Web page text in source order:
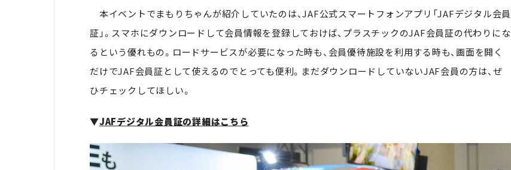
本イベントでまもりちゃんが紹介していたのは、JAF公式スマートフォンアプリ「JAFデジタル会員
証」。スマホにダウンロードして会員情報を登録しておけば、プラスチックのJAF会員証の代わりにな
るという優れもの。ロードサービスが必要になった時も、会員優待施設を利用する時も、画面を開く
だけでJAF会員証として使えるのでとっても便利。まだダウンロードしていないJAF会員の方は、ぜ
ひチェックしてほしい。
▼JAFデジタル会員証の詳細はこちら